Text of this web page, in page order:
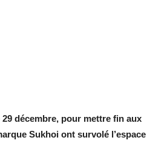
décembre, pour mettre fin aux
Sukhoi ont survolé l’espace